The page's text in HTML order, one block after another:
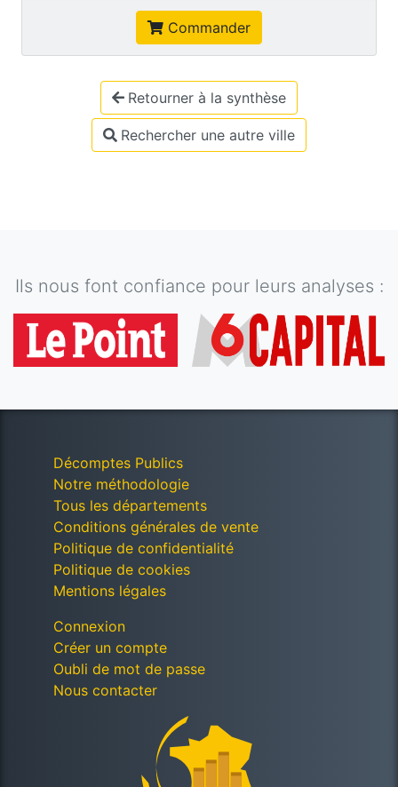
Commander
Retourner à la synthèse
Rechercher une autre ville
Ils nous font confiance pour leurs analyses :
Décomptes Publics
Notre méthodologie
Tous les départements
Conditions générales de vente
Politique de confidentialité
Politique de cookies
Mentions légales
Connexion
Créer un compte
Oubli de mot de passe
Nous contacter